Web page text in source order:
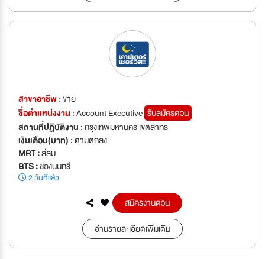
สาขาอาชีพ :ขาย
ชื่อตำเเหน่งงาน :Account Executive รับสมัครด่วน
สถานที่ปฏิบัติงาน :กรุงเทพมหานคร เขตสาทร
เงินเดือน(บาท) :ตามตกลง
MRT :สีลม
BTS :ช่องนนทรี
2 วันที่แล้ว
สมัครงานด่วน
อ่านรายละเอียดเพิ่มเติม